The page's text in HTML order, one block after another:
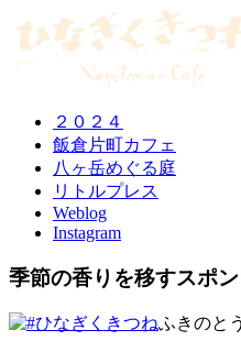
２０２４
飯倉片町カフェ
八ヶ岳めぐる庭
リトルプレス
Weblog
Instagram
季節の香りを移すスポ
ふきのと